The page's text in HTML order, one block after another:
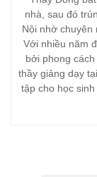
nhà, sau đó
Nội nhờ chuyên
Với nhiều năm
bởi phong
thầy giảng dạy
tập cho học